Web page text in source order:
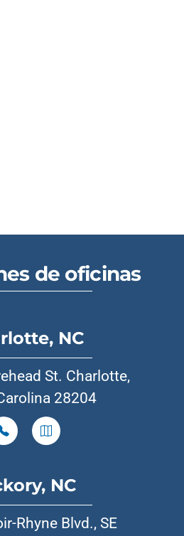
de oficinas
NC
St. Charlotte,
28204
NC
Rhyne Blvd., SE